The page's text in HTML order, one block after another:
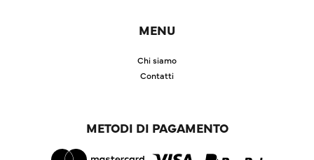
MENU
Chi siamo
Contatti
METODI DI PAGAMENTO